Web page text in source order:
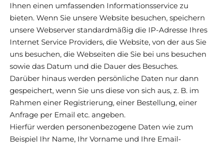
Ihnen einen umfassenden Informationsservice zu
bieten. Wenn Sie unsere Website besuchen, speichern
unsere Webserver standardmäßig die IP-Adresse Ihres
Internet Service Providers, die Website, von der aus Sie
uns besuchen, die Webseiten die Sie bei uns besuchen
sowie das Datum und die Dauer des Besuches.
Darüber hinaus werden persönliche Daten nur dann
gespeichert, wenn Sie uns diese von sich aus, z. B. im
Rahmen einer Registrierung, einer Bestellung, einer
Anfrage per Email etc. angeben.
Hierfür werden personenbezogene Daten wie zum
Beispiel Ihr Name, Ihr Vorname und Ihre Email-